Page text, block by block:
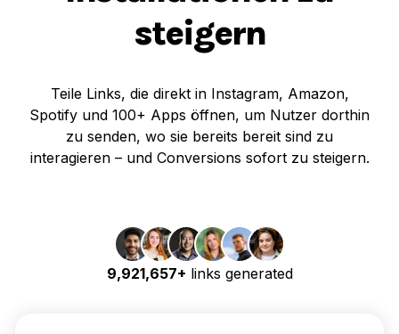
steigern
Teile Links, die direkt in Instagram, Amazon,
Spotify und 100+ Apps öffnen, um Nutzer dorthin
zu senden, wo sie bereits bereit sind zu
interagieren – und Conversions sofort zu steigern.
9,921,657+ links generated